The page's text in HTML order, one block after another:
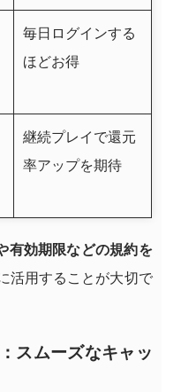
毎日ログインする
ほどお得
継続プレイで還元
率アップを期待
有効期限などの規約を
活用することが大切で
スムーズなキャッ